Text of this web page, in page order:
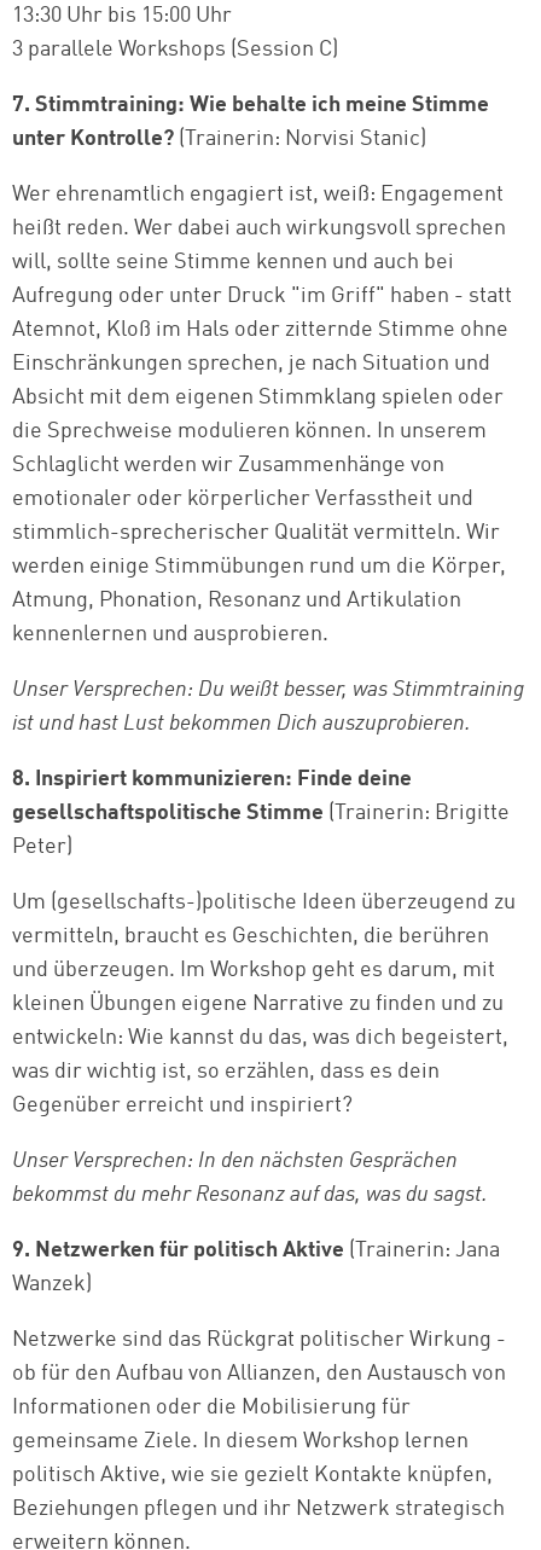
13:30 Uhr bis 15:00 Uhr
3 parallele Workshops (Session C)
7. Stimmtraining: Wie behalte ich meine Stimme
unter Kontrolle? (Trainerin: Norvisi Stanic)
Wer ehrenamtlich engagiert ist, weiß: Engagement
heißt reden. Wer dabei auch wirkungsvoll sprechen
will, sollte seine Stimme kennen und auch bei
Aufregung oder unter Druck "im Griff" haben - statt
Atemnot, Kloß im Hals oder zitternde Stimme ohne
Einschränkungen sprechen, je nach Situation und
Absicht mit dem eigenen Stimmklang spielen oder
die Sprechweise modulieren können. In unserem
Schlaglicht werden wir Zusammenhänge von
emotionaler oder körperlicher Verfasstheit und
stimmlich-sprecherischer Qualität vermitteln. Wir
werden einige Stimmübungen rund um die Körper,
Atmung, Phonation, Resonanz und Artikulation
kennenlernen und ausprobieren.
Unser Versprechen: Du weißt besser, was Stimmtraining
ist und hast Lust bekommen Dich auszuprobieren.
8. Inspiriert kommunizieren: Finde deine
gesellschaftspolitische Stimme (Trainerin: Brigitte
Peter)
Um (gesellschafts-)politische Ideen überzeugend zu
vermitteln, braucht es Geschichten, die berühren
und überzeugen. Im Workshop geht es darum, mit
kleinen Übungen eigene Narrative zu finden und zu
entwickeln: Wie kannst du das, was dich begeistert,
was dir wichtig ist, so erzählen, dass es dein
Gegenüber erreicht und inspiriert?
Unser Versprechen: In den nächsten Gesprächen
bekommst du mehr Resonanz auf das, was du sagst.
9. Netzwerken für politisch Aktive (Trainerin: Jana
Wanzek)
Netzwerke sind das Rückgrat politischer Wirkung -
ob für den Aufbau von Allianzen, den Austausch von
Informationen oder die Mobilisierung für
gemeinsame Ziele. In diesem Workshop lernen
politisch Aktive, wie sie gezielt Kontakte knüpfen,
Beziehungen pflegen und ihr Netzwerk strategisch
erweitern können.